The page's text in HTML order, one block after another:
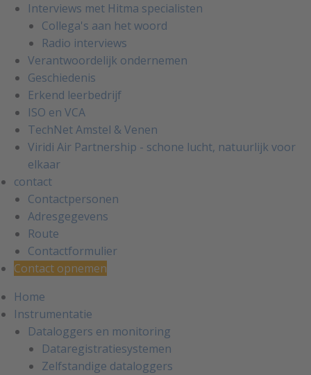
Interviews met Hitma specialisten
Collega's aan het woord
Radio interviews
Verantwoordelijk ondernemen
Geschiedenis
Erkend leerbedrijf
ISO en VCA
TechNet Amstel & Venen
Viridi Air Partnership - schone lucht, natuurlijk voor
elkaar
contact
Contactpersonen
Adresgegevens
Route
Contactformulier
Contact opnemen
Home
Instrumentatie
Dataloggers en monitoring
Dataregistratiesystemen
Zelfstandige dataloggers